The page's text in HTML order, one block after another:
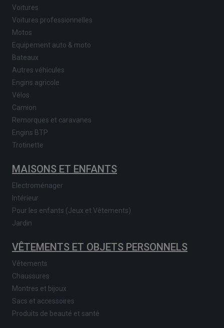
Voitures
Voitures professionnelles
Motos
Equipement auto & moto
Bateaux
Autres véhicules
Engins agricole
Vélos
Camion
Remorques et caravanes
Engins BTP
Trotinette
MAISONS ET ENFANTS
Electroménager
Intérieur
Pour les enfants (Jeux et Vêtements)
Jardin
VÊTEMENTS ET OBJETS PERSONNELS
Vêtements
Chaussures
Montres et bijoux
Sacs et accessoires
Produits de beauté et santé